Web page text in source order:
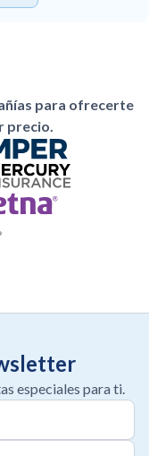
para ofrecerte
precio.
especiales para ti.